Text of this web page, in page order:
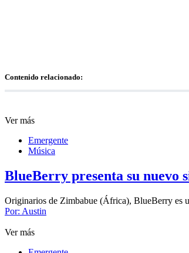
Contenido relacionado:
Ver más
Emergente
Música
BlueBerry presenta su nuevo
Originarios de Zimbabue (África), BlueBerry es
Por: Austin
Ver más